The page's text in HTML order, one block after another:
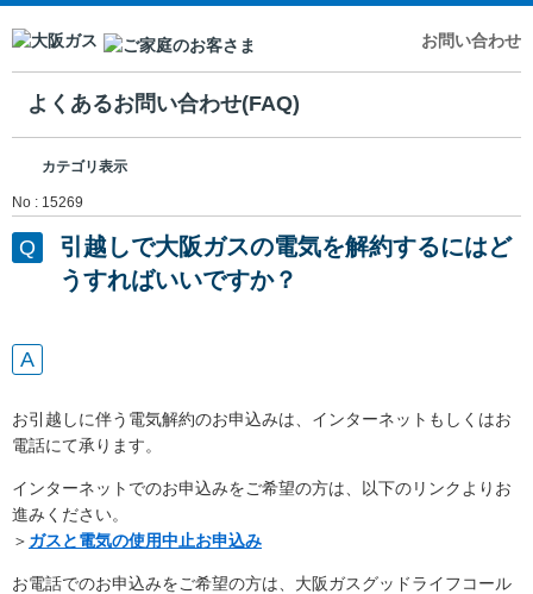
お問い合わせ
よくあるお問い合わせ(FAQ)
カテゴリ表示
No : 15269
引越しで大阪ガスの電気を解約するにはど
うすればいいですか？
お引越しに伴う電気解約のお申込みは、インターネットもしくはお
電話にて承ります。
インターネットでのお申込みをご希望の方は、以下のリンクよりお
進みください。
＞ ガスと電気の使用中止お申込み
お電話でのお申込みをご希望の方は、大阪ガスグッドライフコール